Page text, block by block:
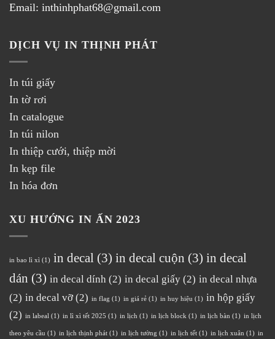
Email: inthinhphat68@gmail.com
DỊCH VỤ IN THỊNH PHÁT
In túi giấy
In tờ rơi
In catalogue
In túi nilon
In thiệp cưới, thiệp mời
In kẹp file
In hóa đơn
XU HƯỚNG IN ẤN 2023
in bao lì xì (1) in decal (3) in decal cuộn (3) in decal
dán (3) in decal dính (2) in decal giấy (2) in decal nhựa
(2) in decal vỡ(2) in flag (1) in giá rẻ (1) in huy hiệu (1) in hộp giấy
(2) in labeal (1) in lì xì tết 2025 (1) in lịch (1) in lịch block (1) in lịch bàn (1) in lịch
theo yêu cầu (1) in lịch thịnh phát (1) in lịch tường (1) in lịch tết (1) in lịch xuân (1) in